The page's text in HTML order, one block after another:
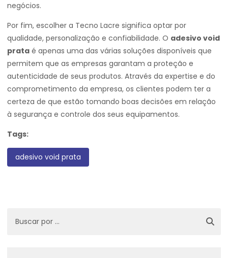
negócios.
Por fim, escolher a Tecno Lacre significa optar por
qualidade, personalização e confiabilidade. O adesivo void
prata é apenas uma das várias soluções disponíveis que
permitem que as empresas garantam a proteção e
autenticidade de seus produtos. Através da expertise e do
comprometimento da empresa, os clientes podem ter a
certeza de que estão tomando boas decisões em relação
à segurança e controle dos seus equipamentos.
Tags:
adesivo void prata